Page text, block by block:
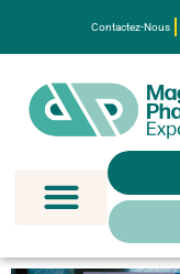
Contactez-Nous